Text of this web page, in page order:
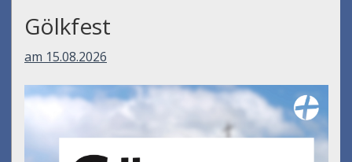
Gölkfest
am 15.08.2026